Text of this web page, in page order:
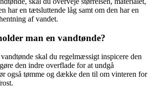
har en tætsluttende låg samt om den har en
af vandet.
man en vandtønde?
skal du regelmæssigt inspicere den
den indre overflade for at undgå
også tømme og dække den til om vinteren for